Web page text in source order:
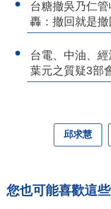
台糖撤吳乃仁
轟：撤回就是
台電、中油、
葉元之質疑3部
邱求慧
您也可能喜歡這